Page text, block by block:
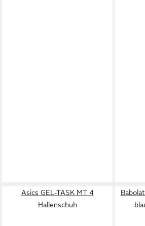
Asics GEL-TASK MT 4
Hallenschuh